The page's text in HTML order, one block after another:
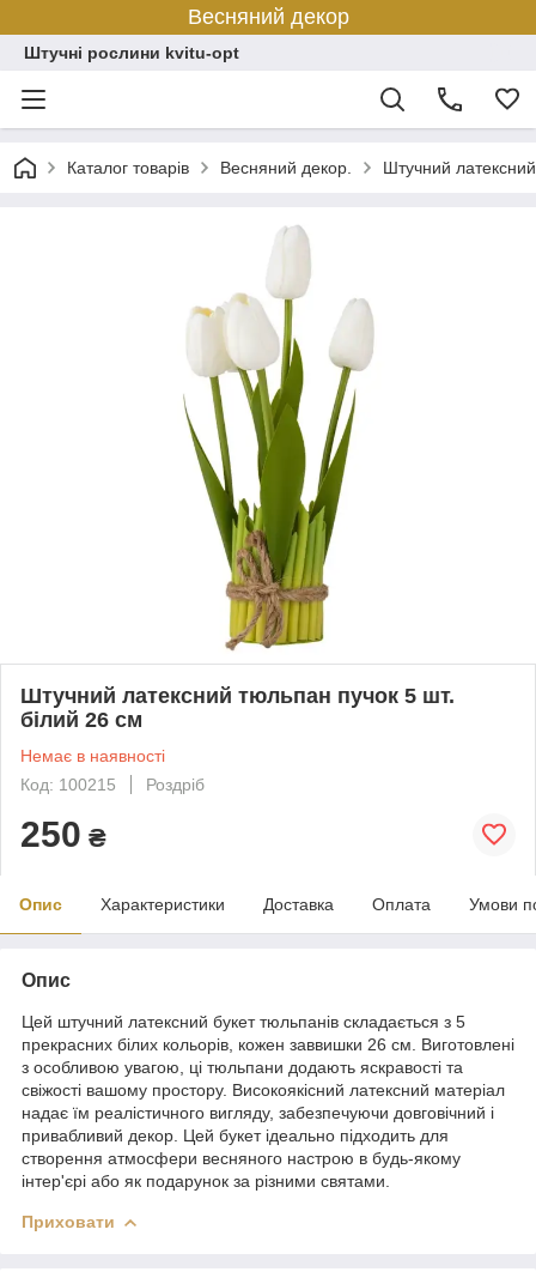
Весняний декор
Штучні рослини kvitu-opt
Каталог товарів Весняний декор. Штучний
Штучний латексний тюльпан пучок 5 шт.
білий 26 см
Немає в наявності
Код: 100215
Роздріб
250 ₴
Опис Характеристики Доставка Оплата Умови
Опис
Цей штучний латексний букет тюльпанів складається з 5
прекрасних білих кольорів, кожен заввишки 26 см. Виготовлені
з особливою увагою, ці тюльпани додають яскравості та
свіжості вашому простору. Високоякісний латексний матеріал
надає їм реалістичного вигляду, забезпечуючи довговічний і
привабливий декор. Цей букет ідеально підходить для
створення атмосфери весняного настрою в будь-якому
інтер'єрі або як подарунок за різними святами.
Приховати